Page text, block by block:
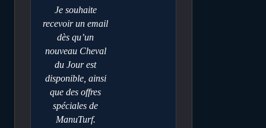
Je souhaite
recevoir un email
dès qu’un
nouveau Cheval
du Jour est
disponible, ainsi
que des offres
spéciales de
ManuTurf.